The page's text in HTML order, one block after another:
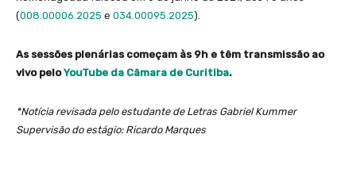
(008.00006.2025 e 034.00095.2025).
As sessões plenárias começam às 9h e têm transmissão ao
vivo peloYouTube da Câmara de Curitiba.
*Notícia revisada pelo estudante de Letras Gabriel Kummer
Supervisão do estágio: Ricardo Marques